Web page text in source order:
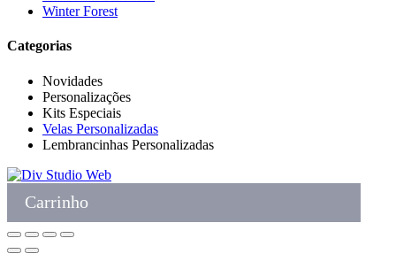
Winter Forest
Categorias
Novidades
Personalizações
Kits Especiais
Velas Personalizadas
Lembrancinhas Personalizadas
Carrinho